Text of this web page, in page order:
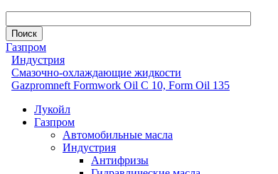
Газпром
Индустрия
Смазочно-охлаждающие жидкости
Gazpromneft Formwork Oil C 10, Form Oil 135
Лукойл
Газпром
Автомобильные масла
Индустрия
Антифризы